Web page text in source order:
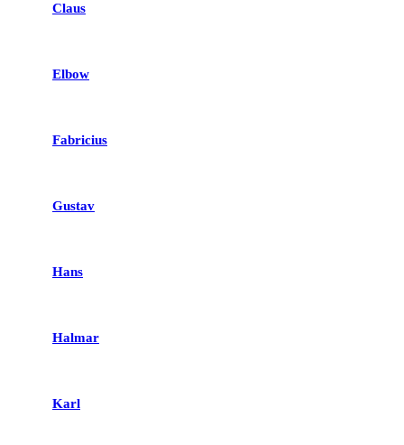
Claus
Elbow
Fabricius
Gustav
Hans
Halmar
Karl